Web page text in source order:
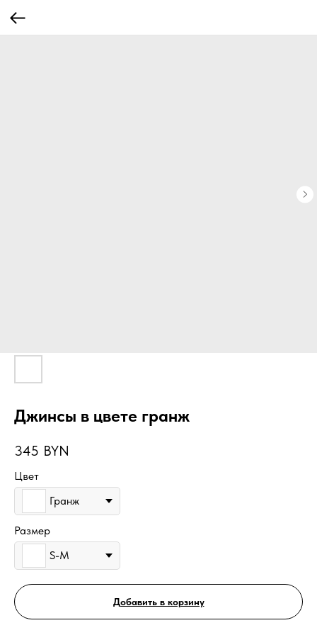
Джинсы в цвете гранж
345 BYN
Цвет
Гранж
Размер
S-M
Добавить в корзину